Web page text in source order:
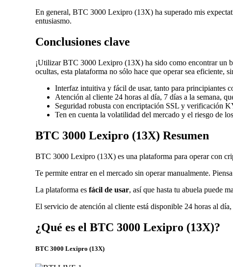
En general, BTC 3000 Lexipro (13X) ha superado mis
entusiasmo.
Conclusiones clave
¡Utilizar BTC 3000 Lexipro (13X) ha sido como encontrar un
ocultas, esta plataforma no sólo hace que operar sea eficiente,
Interfaz intuitiva y fácil de usar, tanto para principiantes
Atención al cliente 24 horas al día, 7 días a la semana,
Seguridad robusta con encriptación SSL y verificación
Ten en cuenta la volatilidad del mercado y el riesgo de
BTC 3000 Lexipro (13X) Resumen
BTC 3000 Lexipro (13X) es una plataforma para operar con
Te permite entrar en el mercado sin operar manualmente.
La plataforma es fácil de usar, así que hasta tu abuela puede
El servicio de atención al cliente está disponible 24 horas al
¿Qué es el BTC 3000 Lexipro (13X)?
BTC 3000 Lexipro (13X)